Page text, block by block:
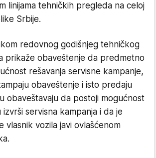
linijama tehničkih pregleda na celoj
Srbije.
redovnog godišnjeg tehničkog
prikaže obaveštenje da predmetno
rešavanja servisne kampanje,
obaveštenje i isto predaju
obaveštavaju da postoji mogućnost
servisna kampanja i da je
vlasnik vozila javi ovlašćenom